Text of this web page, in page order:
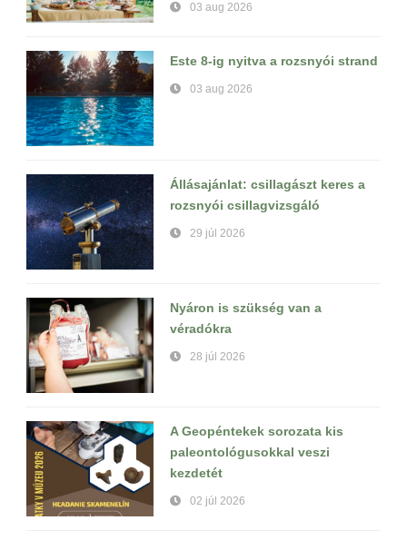
03 aug 2026
Este 8-ig nyitva a rozsnyói strand
03 aug 2026
Állásajánlat: csillagászt keres a
rozsnyói csillagvizsgáló
29 júl 2026
Nyáron is szükség van a
véradókra
28 júl 2026
A Geopéntekek sorozata kis
paleontológusokkal veszi
kezdetét
02 júl 2026